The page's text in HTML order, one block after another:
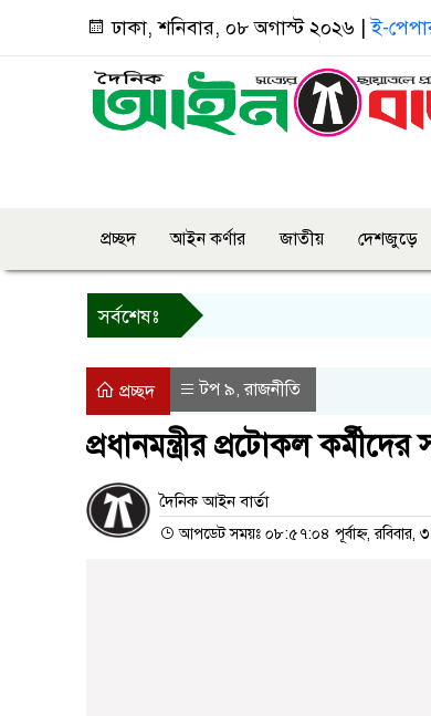
ঢাকা, শনিবার, ০৮ অগাস্ট ২০২৬ |ই-
প্রচ্ছদ আইন কর্ণার জাতীয় দেশজুড়ে
সর্বশেষঃ
প্রচ্ছদ টপ ৯,রাজনীতি
প্রধানমন্ত্রীর প্রটোকল
দৈনিক আইন বার্তা
আপডেট সময়ঃ ০৮:৫৭:০৪ পূর্বাহ্ন, রবিবার,